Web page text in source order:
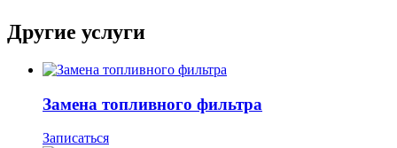
Другие услуги
Замена топливного фильтра
Записаться